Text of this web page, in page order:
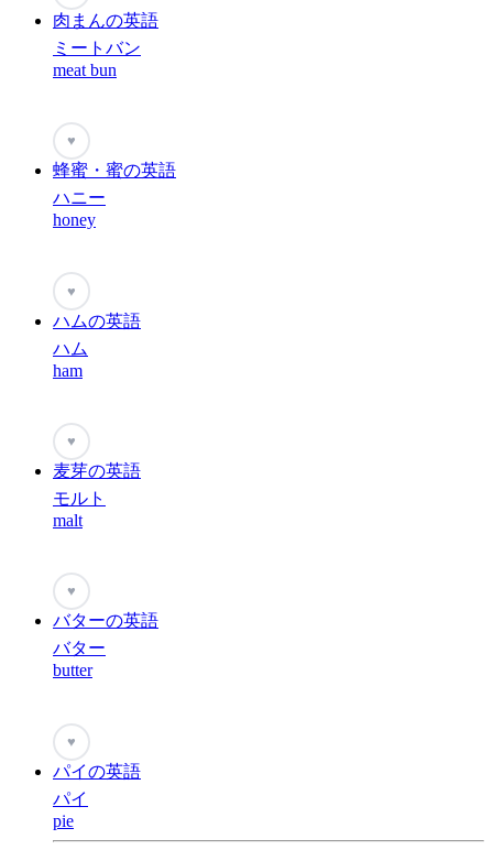
肉まんの英語
ミートバン
meat bun
♥
蜂蜜・蜜の英語
ハニー
honey
♥
ハムの英語
ハム
ham
♥
麦芽の英語
モルト
malt
♥
バターの英語
バター
butter
♥
パイの英語
パイ
pie